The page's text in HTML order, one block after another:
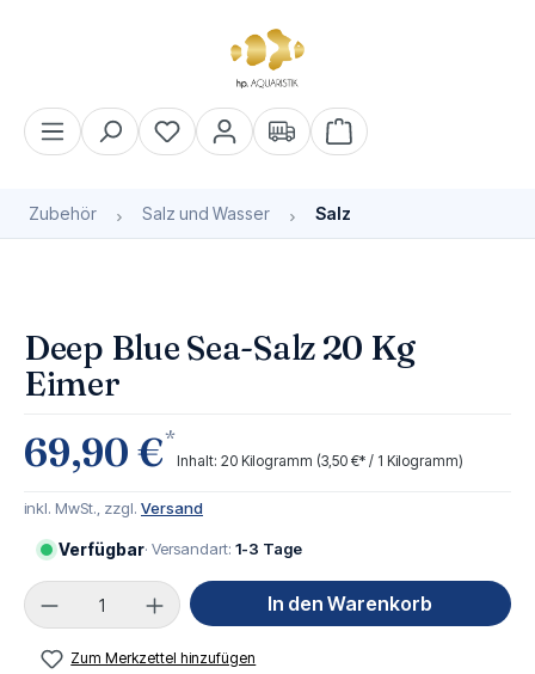
Warenkorb enthält 0
Zubehör Salz und Wasser Salz
Deep Blue Sea-Salz 20 Kg
Eimer
69,90 €*
Inhalt: 20 Kilogramm (3,50 €* / 1 Kilogramm)
inkl. MwSt., zzgl. Versand
Verfügbar· Versandart: 1-3 Tage
Produkt Anzahl: Gib den gewünschten Wert
In den Warenkorb
Zum Merkzettel hinzufügen